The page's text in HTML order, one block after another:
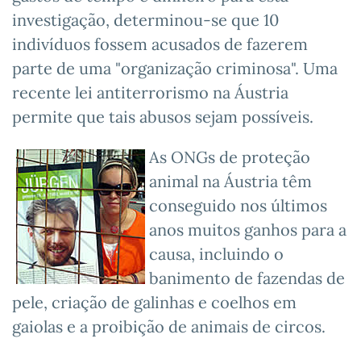
investigação, determinou-se que 10
indivíduos fossem acusados de fazerem
parte de uma "organização criminosa". Uma
recente lei antiterrorismo na Áustria
permite que tais abusos sejam possíveis.
As ONGs de proteção
animal na Áustria têm
conseguido nos últimos
anos muitos ganhos para a
causa, incluindo o
banimento de fazendas de
pele, criação de galinhas e coelhos em
gaiolas e a proibição de animais de circos.